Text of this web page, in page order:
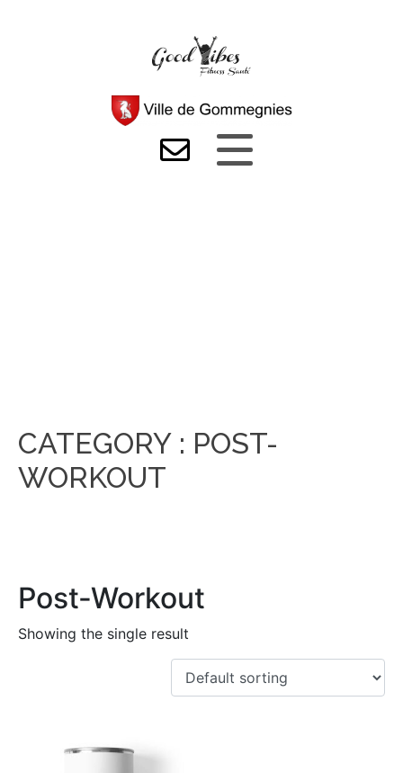
CATEGORY : POST-
WORKOUT
Post-Workout
Showing the single result